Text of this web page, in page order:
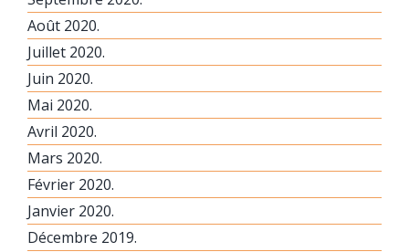
Août 2020.
Juillet 2020.
Juin 2020.
Mai 2020.
Avril 2020.
Mars 2020.
Février 2020.
Janvier 2020.
Décembre 2019.